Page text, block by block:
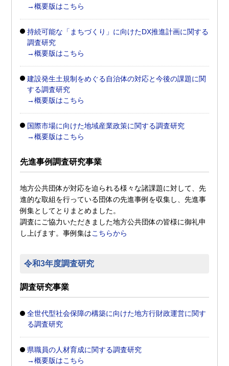
→概要版はこちら
持続可能な「まちづくり」に向けたDX推進計画に関する
調査研究
→概要版はこちら
建設発生土規制をめぐる自治体の対応と今後の課題に関
する調査研究
→概要版はこちら
国際市場に向けた地域産業政策に関する調査研究
→概要版はこちら
先進事例調査研究事業
地方公共団体が対応を迫られる様々な諸課題に対して、先
進的な取組を行っている団体の先進事例を収集し、先進事
例集としてとりまとめました。
調査にご協力いただきました地方公共団体の皆様に御礼申
し上げます。事例集はこちらから
令和3年度調査研究
調査研究事業
全世代型社会保障の構築に向けた地方行財政運営に関す
る調査研究
県職員の人材育成に関する調査研究
→概要版はこちら